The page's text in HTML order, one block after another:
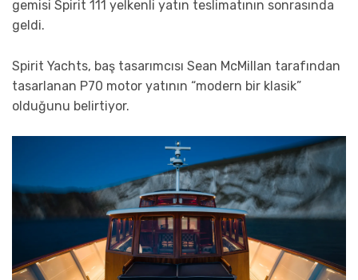
gemisi Spirit 111 yelkenli yatın teslimatının sonrasında
geldi.
Spirit Yachts, baş tasarımcısı Sean McMillan tarafından
tasarlanan P70 motor yatının “modern bir klasik”
olduğunu belirtiyor.